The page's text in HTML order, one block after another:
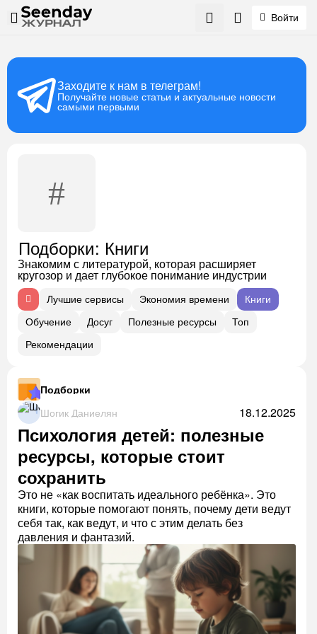
Войти
Подборки: Книги
Знакомим с литературой, которая расширяет
кругозор и дает глубокое понимание индустрии
Лучшие сервисы Экономия времени
Книги
Обучение
Досуг Полезные ресурсы
Топ
Рекомендации
Подборки
Шогик Даниелян
18.12.2025
Психология детей: полезные
ресурсы, которые стоит
сохранить
Это не «как воспитать идеального ребёнка». Это
книги, которые помогают понять, почему дети ведут
себя так, как ведут, и что с этим делать без
давления и фантазий.
Заходите к нам в телеграм!
Получайте новые статьи и актуальные новости
самыми первыми